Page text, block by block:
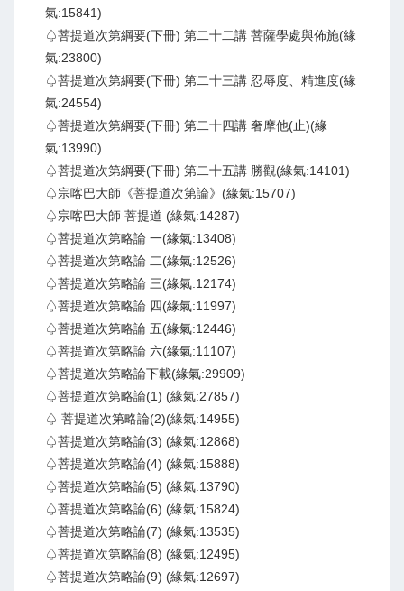
氣:15841)
♤菩提道次第綱要(下冊) 第二十二講 菩薩學處與佈施(緣
氣:23800)
♤菩提道次第綱要(下冊) 第二十三講 忍辱度、精進度(緣
氣:24554)
♤菩提道次第綱要(下冊) 第二十四講 奢摩他(止)(緣
氣:13990)
♤菩提道次第綱要(下冊) 第二十五講 勝觀(緣氣:14101)
♤宗喀巴大師《菩提道次第論》(緣氣:15707)
♤宗喀巴大師 菩提道 (緣氣:14287)
♤菩提道次第略論 一(緣氣:13408)
♤菩提道次第略論 二(緣氣:12526)
♤菩提道次第略論 三(緣氣:12174)
♤菩提道次第略論 四(緣氣:11997)
♤菩提道次第略論 五(緣氣:12446)
♤菩提道次第略論 六(緣氣:11107)
♤菩提道次第略論下載(緣氣:29909)
♤菩提道次第略論(1) (緣氣:27857)
♤ 菩提道次第略論(2)(緣氣:14955)
♤菩提道次第略論(3) (緣氣:12868)
♤菩提道次第略論(4) (緣氣:15888)
♤菩提道次第略論(5) (緣氣:13790)
♤菩提道次第略論(6) (緣氣:15824)
♤菩提道次第略論(7) (緣氣:13535)
♤菩提道次第略論(8) (緣氣:12495)
♤菩提道次第略論(9) (緣氣:12697)